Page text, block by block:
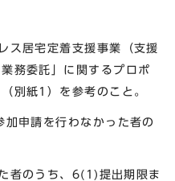
ス居宅定着支援事業（支援
務委託」に関するプロポ
別紙1）を参考のこと。
申請を行わなかった者の
のうち、6(1)提出期限ま